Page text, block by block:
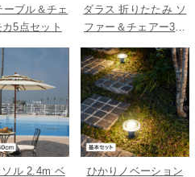
ーブル＆チェ
5点セット
ダラス 折りたたみ ソ
ファー＆チェアー3点
セット
ソル 2.4m ベ
ひかりノベーション